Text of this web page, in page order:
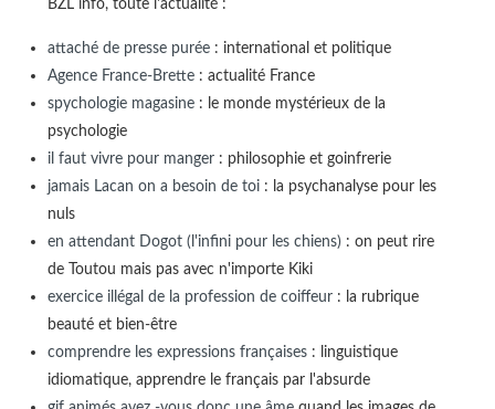
BZL info, toute l'actualité :
attaché de presse purée: international et politique
Agence France-Brette: actualité France
spychologie magasine: le monde mystérieux de la
psychologie
il faut vivre pour manger: philosophie et goinfrerie
jamais Lacan on a besoin de toi: la psychanalyse pour les
nuls
en attendant Dogot (l'infini pour les chiens): on peut rire
de Toutou mais pas avec n'importe Kiki
exercice illégal de la profession de coiffeur: la rubrique
beauté et bien-être
comprendre les expressions françaises: linguistique
idiomatique, apprendre le français par l'absurde